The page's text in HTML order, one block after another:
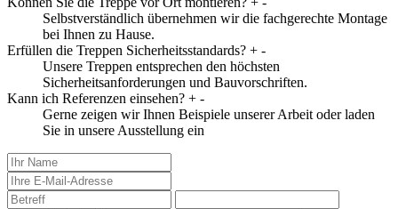
Selbstverständlich übernehmen wir die fachgerechte Montage
bei Ihnen zu Hause.
Erfüllen die Treppen Sicherheitsstandards? + -
Unsere Treppen entsprechen den höchsten
Sicherheitsanforderungen und Bauvorschriften.
Kann ich Referenzen einsehen? + -
Gerne zeigen wir Ihnen Beispiele unserer Arbeit oder laden
Sie in unsere Ausstellung ein